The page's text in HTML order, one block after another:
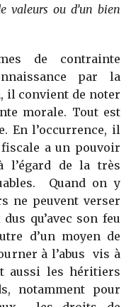
valeurs ou d’un bien
de contrainte
par la
il convient de noter
morale. Tout est
En l’occurrence, il
a un pouvoir
l’égard de la très
Quand on y
ne peuvent verser
qu’avec son feu
d’un moyen de
à l’abus vis à
aussi les héritiers
notamment pour